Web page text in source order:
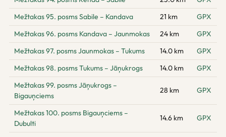
Mežtakas 95. posms Sabile – Kandava
21 km
GPX
Mežtakas 96. posms Kandava – Jaunmokas
24 km
GPX
Mežtakas 97. posms Jaunmokas – Tukums
14.0 km
GPX
Mežtakas 98. posms Tukums – Jāņukrogs
14.0 km
GPX
Mežtakas 99. posms Jāņukrogs –
Bigauņciems
28 km GPX
Mežtakas 100. posms Bigauņciems –
Dubulti
14.6 km GPX